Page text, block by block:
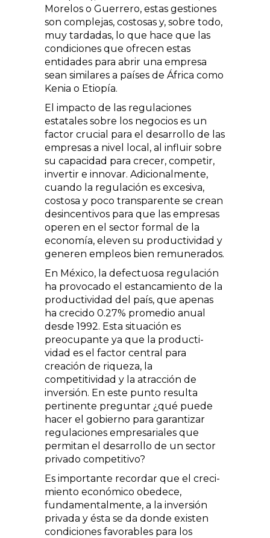
Morelos o Guerrero, estas gestiones
son complejas, costosas y, sobre todo,
muy tardadas, lo que hace que las
condiciones que ofrecen estas
entidades para abrir una empresa
sean similares a países de África como
Kenia o Etiopía.
El impacto de las regulaciones
estatales sobre los negocios es un
factor crucial para el desarrollo de las
empresas a nivel local, al influir sobre
su capacidad para crecer, competir,
invertir e innovar. Adicional­mente,
cuando la regulación es excesiva,
costosa y poco transparente se crean
desin­centivos para que las empresas
operen en el sector formal de la
economía, eleven su productividad y
generen empleos bien remunerados.
En México, la defectuosa regulación
ha provocado el estancamiento de la
pro­ductividad del país, que apenas
ha crecido 0.27% promedio anual
desde 1992. Esta si­tuación es
preocupante ya que la producti­
vidad es el factor central para
creación de riqueza, la
competitividad y la atracción de
inversión. En este punto resulta
pertinente preguntar ¿qué puede
hacer el gobierno para garantizar
regulaciones empresariales que
permitan el desarrollo de un sector
privado competitivo?
Es importante recordar que el creci­
miento económico obedece,
fundamen­talmente, a la inversión
privada y ésta se da donde existen
condiciones favo­rables para los